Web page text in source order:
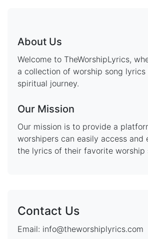
About Us
Welcome to TheWorshipLyrics,
a collection of worship song
spiritual journey.
Our Mission
Our mission is to provide a
worshipers can easily access and
the lyrics of their favorite worship
Contact Us
Email: info@theworshiplyrics.com